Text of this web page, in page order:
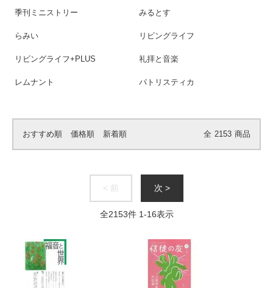
季刊ミニストリー みるとす
らみい リビングライフ
リビングライフ+PLUS 礼拝と音楽
レムナント パトリスティカ
おすすめ順 価格順 新着順 全 2153 商品
< 前 次 >
全2153件 1-16表示